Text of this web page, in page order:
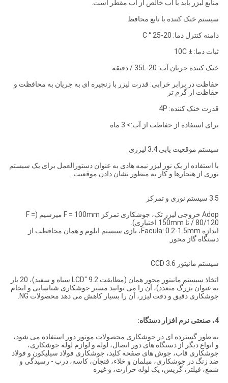
منابع لیزر باید با آب خالص از آب مقطر است.
سیستم خنک کننده با تابع محافظ.
دامنه کنترل دما: 20-25 ° C
ثبات دما: ± 10C
خنک کننده جریان آب: 20-35L / دقیقه
حفاظت در برابر خرابی: قدرت لیزر با زنجیره ای به جریان به محافظت و
حفاظت از گرم تر
قدرت خنک کننده: 4P
برای استفاده از حفاظت از آب:> 3 ماه
سیستم موقعیت یابی 3.4 لیزری
با استفاده از یک نور لیزر نیمه هادی به عنوان دستورالعمل برای یک سیستم
نوری از هنجارها و کار به منظور نشان دادن موقعیت.
3.5 سیستم نوری و تمرکز
Adop خروجی لیزر تک، جوشکاری تمرکز F = 100mm میرسیم (F =
80/120 / تا 150mm اختیاری).
اندازه Facula: 0.2-1.5mm، بازی سیستم ایلوم و همان محافظت از
دستگاه گاز محور.
سیستم مانیتور 3.6 CCD
اتخاذ سیستم مانیتور محور همان (مطابقت 9.2 "LCD سیاه و سفید)، 20 بار
به عنوان بزرگ متعدد)، آن را می توانید مسیر جوشکاری شناسایی و انجام
جوشکاری دقیق و دقت لیزر، آن را بسیار کاهش می دهد محصولات NG.
4، صنعتی نرم افزار دستگاه:
به طور گسترده ای در جوشکاری محصولات موتور دور استفاده می شود،
و انواع دیگر از دستگاه های دور اتصال، لوله و لوازم لوله جوشکاری،
جوشکاری قاب، جوش های صفحه کلید، جوشکاری فولاد سیلیکون و فولاد
ضد زنگ در جوشکاری، مبلمان و خلاء، فنجان، کاسه، درب - رسیدگی و
شمع، فیلتر، گریس، یک لوله حرارت، و غیره